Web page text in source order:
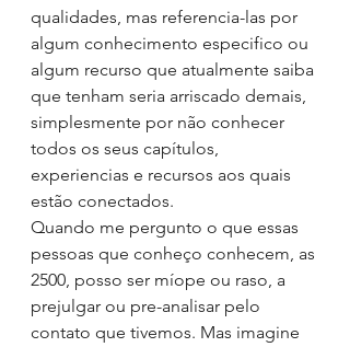
qualidades, mas referencia-las por
algum conhecimento especifico ou
algum recurso que atualmente saiba
que tenham seria arriscado demais,
simplesmente por não conhecer
todos os seus capítulos,
experiencias e recursos aos quais
estão conectados.
Quando me pergunto o que essas
pessoas que conheço conhecem, as
2500, posso ser míope ou raso, a
prejulgar ou pre-analisar pelo
contato que tivemos. Mas imagine